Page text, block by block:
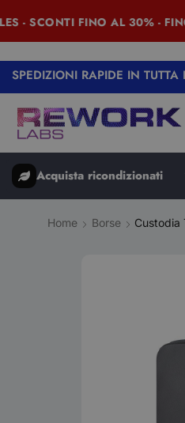
SCONTI FINO AL 30% - FINO
SPEDIZIONI RAPIDE IN TUTTA
Acquista ricondizionati
Home Borse Custodia